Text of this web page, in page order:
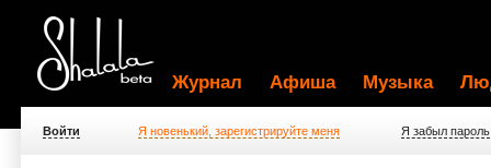
Журнал Афиша Музыка
Войти Я новенький, зарегистрируйте меня Я забыл пароль